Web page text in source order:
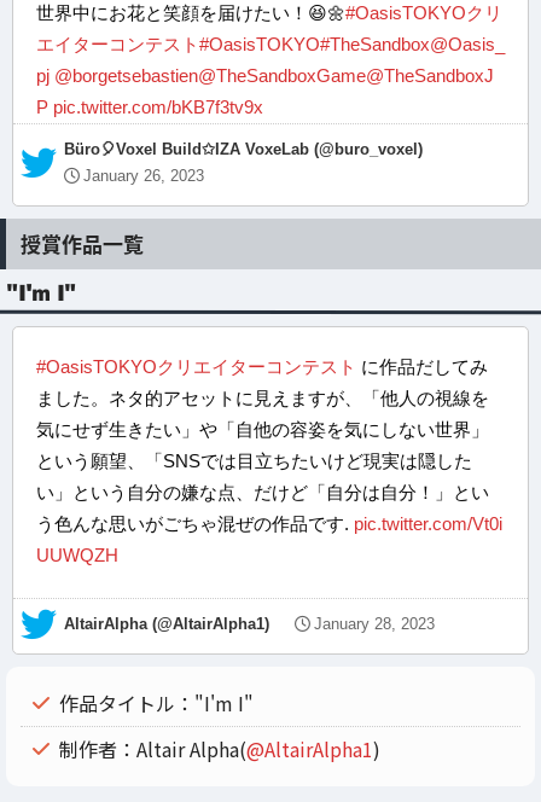
世界中にお花と笑顔を届けたい！😆🌼#OasisTOKYOクリ
エイターコンテスト#OasisTOKYO#TheSandbox@Oasis_
pj @borgetsebastien@TheSandboxGame@TheSandboxJ
P pic.twitter.com/bKB7f3tv9x
— Büro🎈Voxel Build✩IZA VoxeLab (@buro_voxel)
January 26, 2023
授賞作品一覧
"I'm I"
#OasisTOKYOクリエイターコンテスト に作品だしてみ
ました。ネタ的アセットに見えますが、「他人の視線を
気にせず生きたい」や「自他の容姿を気にしない世界」
という願望、「SNSでは目立ちたいけど現実は隠した
い」という自分の嫌な点、だけど「自分は自分！」とい
う色んな思いがごちゃ混ぜの作品です. pic.twitter.com/Vt0i
UUWQZH
— AltairAlpha (@AltairAlpha1) January 28, 2023
作品タイトル："I'm I"
制作者：Altair Alpha(@AltairAlpha1)